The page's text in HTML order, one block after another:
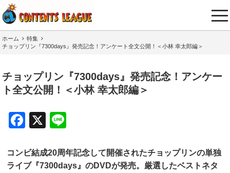
ホーム
特集
チョップリン『7300days』発売記念！アンケート全文公開！＜小林 幸太郎編＞
チョップリン『7300days』発売記念！アンケー
ト全文公開！＜小林 幸太郎編＞
Facebook
X
コンビ結成20周年記念して開催されたチョップリンの単独
ライブ『7300days』のDVDが発売。厳選したベストネタ